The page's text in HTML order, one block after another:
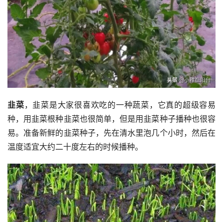
韭菜，韭菜是大家很喜欢吃的一种蔬菜，它真的超级容易
种，用韭菜根种韭菜也很简单，但是用韭菜种子播种也很容
易。准备新鲜的韭菜种子，先在清水里泡几个小时，然后在
温度适宜大约二十度左右的时候播种。